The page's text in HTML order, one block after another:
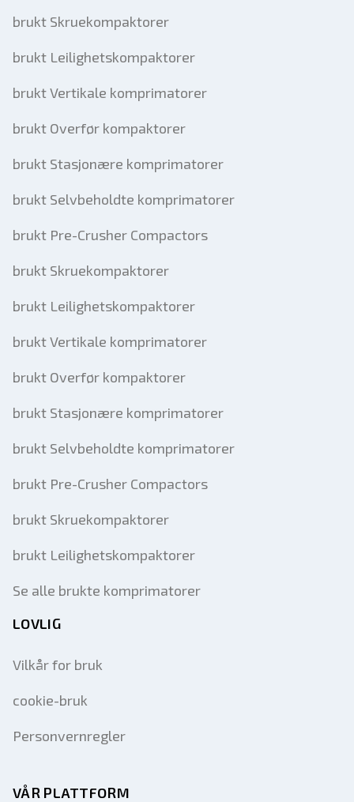
brukt Skruekompaktorer
brukt Leilighetskompaktorer
brukt Vertikale komprimatorer
brukt Overfør kompaktorer
brukt Stasjonære komprimatorer
brukt Selvbeholdte komprimatorer
brukt Pre-Crusher Compactors
brukt Skruekompaktorer
brukt Leilighetskompaktorer
brukt Vertikale komprimatorer
brukt Overfør kompaktorer
brukt Stasjonære komprimatorer
brukt Selvbeholdte komprimatorer
brukt Pre-Crusher Compactors
brukt Skruekompaktorer
brukt Leilighetskompaktorer
Se alle brukte komprimatorer
LOVLIG
Vilkår for bruk
cookie-bruk
Personvernregler
VÅR PLATTFORM